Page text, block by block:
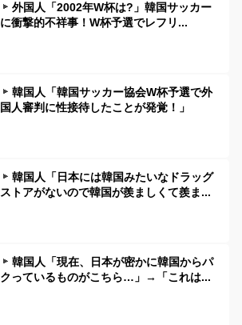
外国人「2002年W杯は?」韓国サッカー
に衝撃的不祥事！W杯予選でレフリ...
韓国人「韓国サッカー協会W杯予選で外
国人審判に性接待したことが発覚！」
韓国人「日本には韓国みたいなドラッグ
ストアがないので韓国が羨ましくて羨ま...
韓国人「現在、日本が密かに韓国からパ
クっているものがこちら…」→「これは...